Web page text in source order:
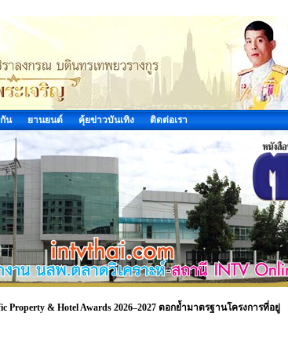
น ยานยนต์ คุ้ยข่าวบันเทิง ติดต่อเรา
& Hotel Awards 2026–2027 ตอกย้ำมาตรฐานโครงการที่อยู่